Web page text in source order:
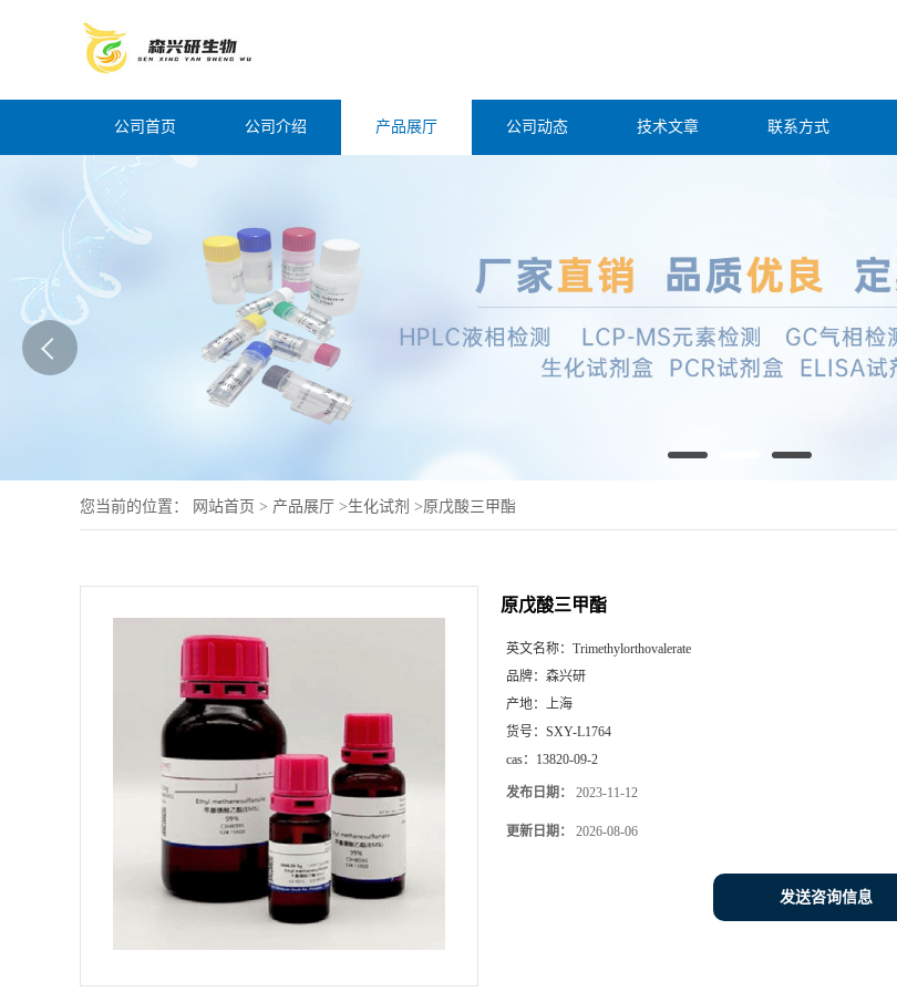
公司首页 公司介绍 产品展厅 公司动态 技术文章 联系方式
您当前的位置： 网站首页 > 产品展厅 >生化试剂 >原戊酸三甲酯
原戊酸三甲酯
英文名称： Trimethylorthovalerate
品牌： 森兴研
产地： 上海
货号： SXY-L1764
cas： 13820-09-2
发布日期： 2023-11-12
更新日期： 2026-08-06
发送咨询信息